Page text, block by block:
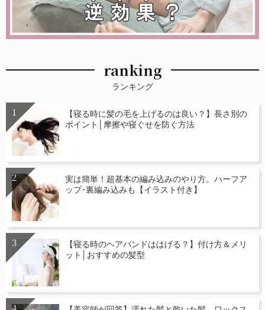
ranking
ランキング
【寝る時に髪の毛を上げるのは良い？】長さ別の
ポイント│摩擦や寝ぐせを防ぐ方法
実は簡単！超基本の編み込みのやり方。ハーフア
ップ･裏編み込みも【イラスト付き】
【寝る時のヘアバンドははげる？】付け方＆メリ
ット│おすすめの髪型